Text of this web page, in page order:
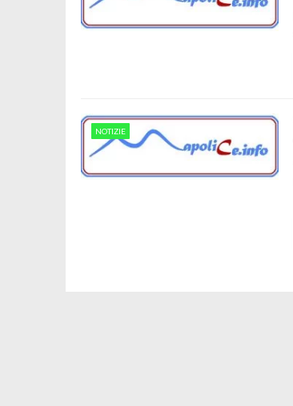
NOTIZIE